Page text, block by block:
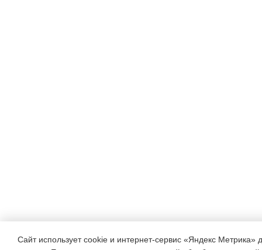
Сайт использует cookie и интернет-сервис «Яндекс Метрика»